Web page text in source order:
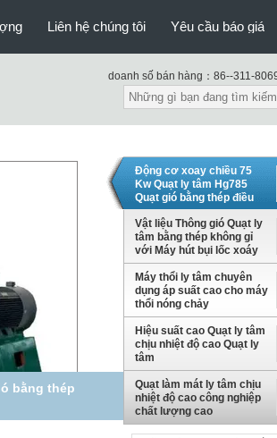
Liên hệ chúng tôi Yêu cầu báo giá
doanh số bán hàng： 86--311-
Máy hút
Động cơ xoay chiều 75
Kw Quạt ly tâm Hg785
Quạt gió bằng thép điều
khiển bằng thép chống
cháy nổ
Vật liệu Thông gió Quạt ly
tâm bằng thép không gỉ
với Máy hút bụi lốc xoáy
Máy thổi ly tâm chuyên
dụng áp suất cao cho máy
thổi nóng chảy
Hiệu suất cao Quạt ly tâm
chịu nhiệt độ cao Quạt ly
tâm
Quạt làm mát ly tâm chịu
nhiệt độ cao công nghiệp
chất lượng cao